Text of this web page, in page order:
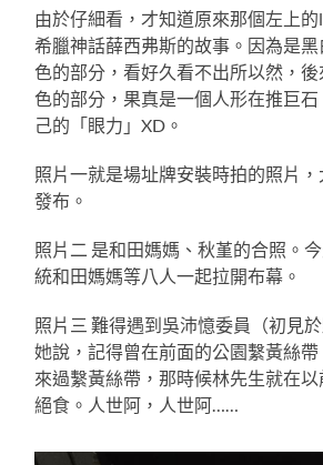
由於仔細看，才知道原來那個左上
希臘神話薛西弗斯的故事。因為是
色的部分，看好久看不出所以然，
色的部分，果真是一個人形在推巨
己的「眼力」XD。
照片一就是場址牌安裝時拍的照片
發布。
照片二 是和田媽媽、秋堇的合照。
統和田媽媽等八人一起拉開布幕。
照片三 難得遇到吳沛憶委員（初見
她說，記得曾在前面的公園繫黃絲
來過繫黃絲帶，那時候林先生就在
絕食。人世阿，人世阿……